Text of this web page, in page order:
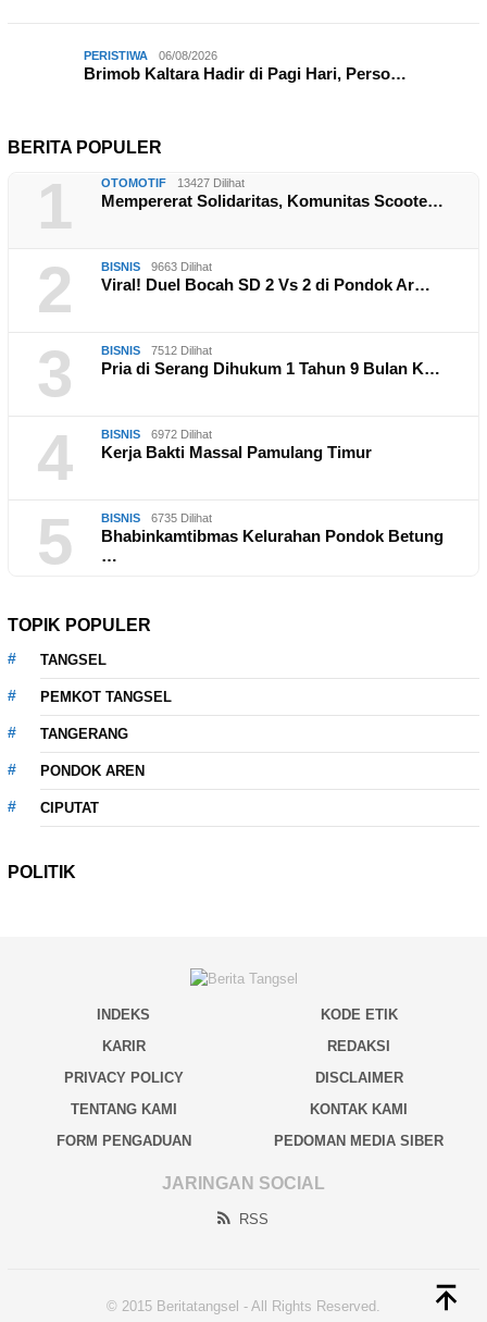
PERISTIWA 06/08/2026
Brimob Kaltara Hadir di Pagi Hari, Perso…
BERITA POPULER
1 OTOMOTIF 13427 Dilihat
Mempererat Solidaritas, Komunitas Scoote…
2 BISNIS 9663 Dilihat
Viral! Duel Bocah SD 2 Vs 2 di Pondok Ar…
3 BISNIS 7512 Dilihat
Pria di Serang Dihukum 1 Tahun 9 Bulan K…
4 BISNIS 6972 Dilihat
Kerja Bakti Massal Pamulang Timur
5 BISNIS 6735 Dilihat
Bhabinkamtibmas Kelurahan Pondok Betung
…
TOPIK POPULER
TANGSEL
PEMKOT TANGSEL
TANGERANG
PONDOK AREN
CIPUTAT
POLITIK
INDEKS
KODE ETIK
KARIR
REDAKSI
PRIVACY POLICY
DISCLAIMER
TENTANG KAMI
KONTAK KAMI
FORM PENGADUAN
PEDOMAN MEDIA SIBER
JARINGAN SOCIAL
RSS
© 2015 Beritatangsel - All Rights Reserved.